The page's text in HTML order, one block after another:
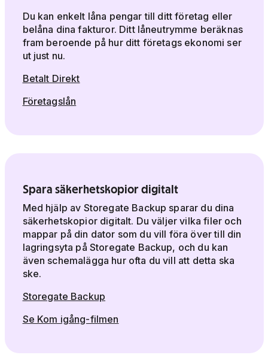
Du kan enkelt låna pengar till ditt företag eller
belåna dina fakturor. Ditt låneutrymme beräknas
fram beroende på hur ditt företags ekonomi ser
ut just nu.
Betalt Direkt
Företagslån
Spara säkerhetskopior digitalt
Med hjälp av Storegate Backup sparar du dina
säkerhetskopior digitalt. Du väljer vilka filer och
mappar på din dator som du vill föra över till din
lagringsyta på Storegate Backup, och du kan
även schemalägga hur ofta du vill att detta ska
ske.
Storegate Backup
Se Kom igång-filmen